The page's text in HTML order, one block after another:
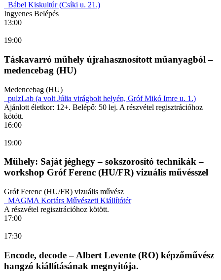
Bábel Kiskultúr (Csíki u. 21.)
Ingyenes Belépés
13:00
19:00
Táskavarró műhely újrahasznosított műanyagból –
medencebag (HU)
Medencebag (HU)
pulzLab (a volt Júlia virágbolt helyén, Gróf Mikó Imre u. 1.)
Ajánlott életkor: 12+. Belépő: 50 lej. A részvétel regisztrációhoz
kötött.
16:00
19:00
Műhely: Saját jéghegy – sokszorosító technikák –
workshop Gróf Ferenc (HU/FR) vizuális művésszel
Gróf Ferenc (HU/FR) vizuális művész
MAGMA Kortárs Művészeti Kiállítótér
A részvétel regisztrációhoz kötött.
17:00
17:30
Encode, decode – Albert Levente (RO) képzőművész
hangzó kiállításának megnyitója.